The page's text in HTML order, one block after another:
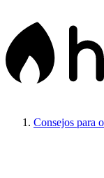
Consejos para